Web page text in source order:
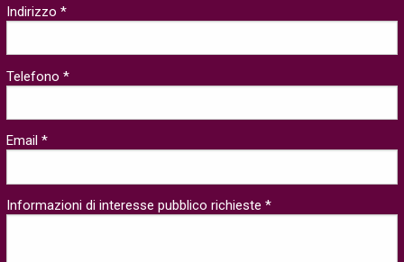
Indirizzo *
Telefono *
Email *
Informazioni di interesse pubblico richieste *